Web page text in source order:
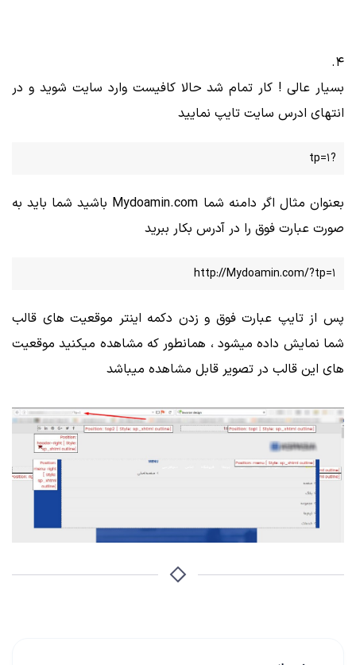
4.
بسیار عالی ! کار تمام شد حالا کافیست وارد سایت شوید و در
انتهای ادرس سایت تایپ نمایید
?tp=1
بعنوان مثال اگر دامنه شما Mydoamin.com باشید شما باید به
صورت عبارت فوق را در آدرس بکار ببرید
http://Mydoamin.com/?tp=1
پس از تایپ عبارت فوق و زدن دکمه اینتر موقعیت های قالب
شما نمایش داده میشود ، همانطور که مشاهده میکنید موقعیت
های این قالب در تصویر قابل مشاهده میباشد